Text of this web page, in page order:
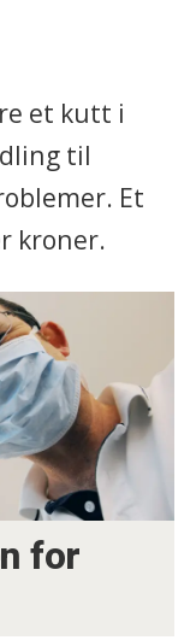
et kutt i
til
Et
kroner.
for